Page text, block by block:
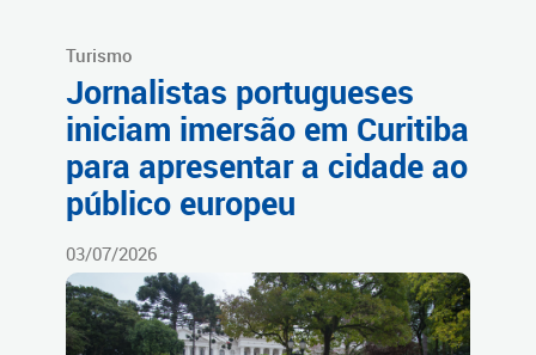
Turismo
Jornalistas portugueses
iniciam imersão em Curitiba
para apresentar a cidade ao
público europeu
03/07/2026